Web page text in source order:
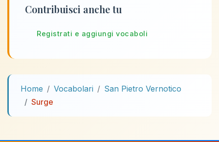
Contribuisci anche tu
Registrati e aggiungi vocaboli
Home Vocabolari
San Pietro Vernotico
Surge